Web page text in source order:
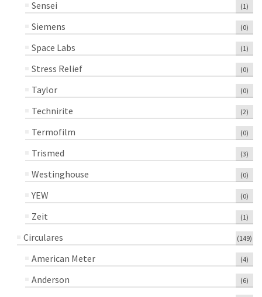
Sensei (1)
Siemens (0)
Space Labs (1)
Stress Relief (0)
Taylor (0)
Technirite (2)
Termofilm (0)
Trismed (3)
Westinghouse (0)
YEW (0)
Zeit (1)
Circulares (149)
American Meter (4)
Anderson (6)